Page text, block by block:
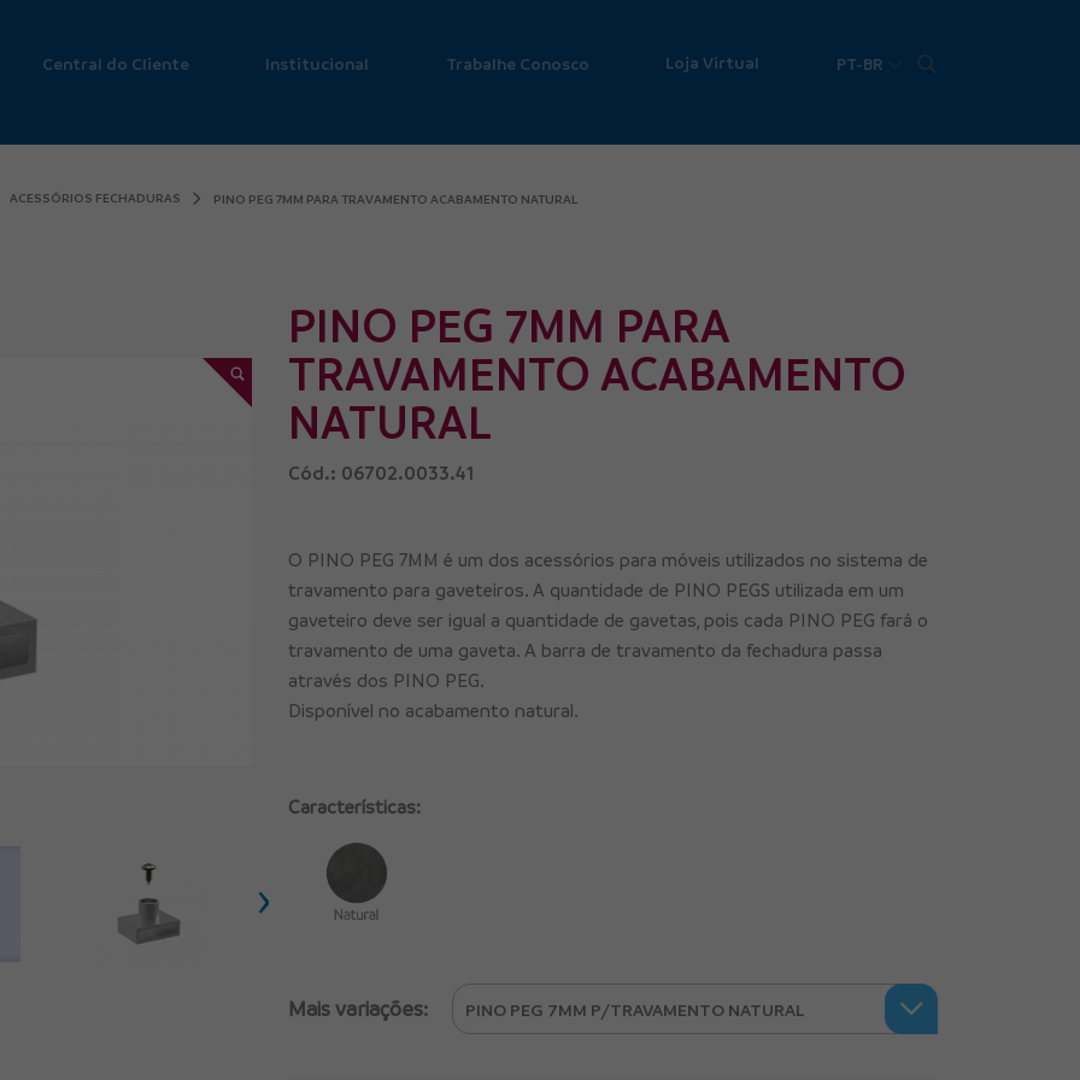
Central do Cliente Institucional Trabalhe Conosco Loja Virtual PT-BR
ACESSÓRIOS FECHADURAS PINO PEG 7MM PARA TRAVAMENTO ACABAMENTO NATURAL
›
PINO PEG 7MM PARA
TRAVAMENTO ACABAMENTO
NATURAL
Cód.: 06702.0033.41
O PINO PEG 7MM é um dos acessórios para móveis utilizados no sistema de
travamento para gaveteiros. A quantidade de PINO PEGS utilizada em um
gaveteiro deve ser igual a quantidade de gavetas, pois cada PINO PEG fará o
travamento de uma gaveta. A barra de travamento da fechadura passa
através dos PINO PEG.
Disponível no acabamento natural.
Características:
Mais variações: